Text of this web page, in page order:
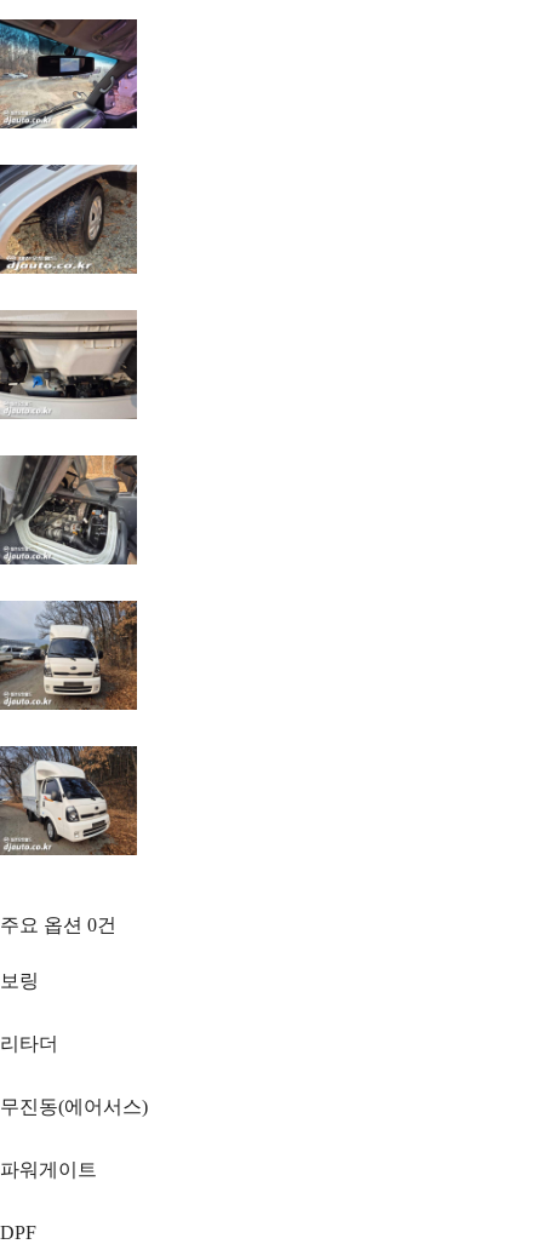
주요 옵션 0건
보링
리타더
무진동(에어서스)
파워게이트
DPF